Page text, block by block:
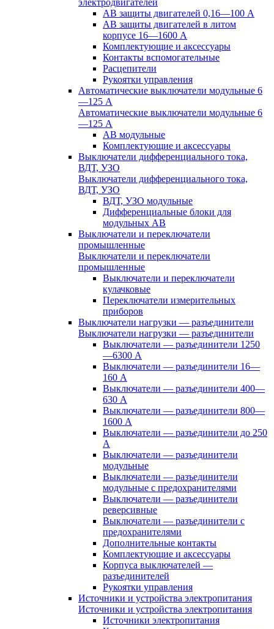
электродвигателей
АВ защиты двигателей 0,16—100 А
АВ защиты двигателей в литом
корпусе 16—1600 А
Комплектующие и аксессуары
Контакты вспомогательные
Расцепители
Рукоятки управления
Автоматические выключатели модульные 6
—125 А
Автоматические выключатели модульные 6
—125 А
АВ модульные
Комплектующие и аксессуары
Выключатели дифференциального тока,
ВДТ, УЗО
Выключатели дифференциального тока,
ВДТ, УЗО
ВДТ, УЗО модульные
Дифференциальные блоки для
модульных АВ
Выключатели и переключатели
промышленные
Выключатели и переключатели
промышленные
Выключатели и переключатели
кулачковые
Переключатели измерительных
приборов
Выключатели нагрузки — разъединители
Выключатели нагрузки — разъединители
Выключатели — разъединители 1250
—6300 А
Выключатели — разъединители 16—
160 А
Выключатели — разъединители 400—
630 А
Выключатели — разъединители 800—
1600 А
Выключатели — разъединители до 250
А
Выключатели — разъединители
модульные
Выключатели — разъединители
модульные с предохранителями
Выключатели — разъединители
реверсивные
Выключатели — разъединители с
предохранителями
Дополнительные контакты
Комплектующие и аксессуары
Корпуса выключателей —
разъединителей
Рукоятки управления
Источники и устройства электропитания
Источники и устройства электропитания
Источники электропитания